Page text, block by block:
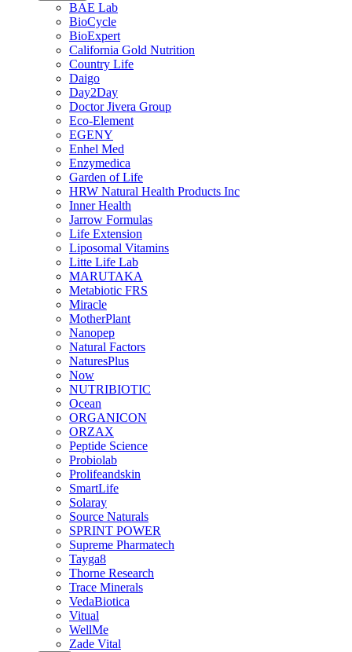
BAE Lab
BioCycle
BioExpert
California Gold Nutrition
Country Life
Daigo
Day2Day
Doctor Jivera Group
Eco-Element
EGENY
Enhel Med
Enzymedica
Garden of Life
HRW Natural Health Products Inc
Inner Health
Jarrow Formulas
Life Extension
Liposomal Vitamins
Litte Life Lab
MARUTAKA
Metabiotic FRS
Miracle
MotherPlant
Nanopep
Natural Factors
NaturesPlus
Now
NUTRIBIOTIC
Ocean
ORGANICON
ORZAX
Peptide Science
Probiolab
Prolifeandskin
SmartLife
Solaray
Source Naturals
SPRINT POWER
Supreme Pharmatech
Tayga8
Thorne Research
Trace Minerals
VedaBiotica
Vitual
WellMe
Zade Vital